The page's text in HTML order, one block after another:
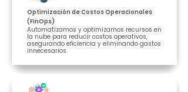
Optimización de Costos Operacionales
(FinOps)
Automatizamos y optimizamos recursos en
la nube para reducir costos operativos,
asegurando eficiencia y eliminando gastos
innecesarios.